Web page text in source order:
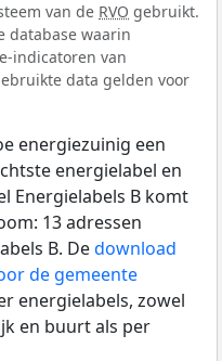
van de RVO gebruikt.
database waarin
indicatoren van
data gelden voor
energiezuinig een
energielabel en
Energielabels B komt
13 adressen
B. Dedownload
de gemeente
energielabels, zowel
en buurt als per